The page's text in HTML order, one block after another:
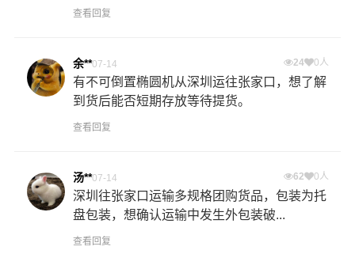
查看回复
余**07-14 24 0人
有不可倒置椭圆机从深圳运往张家口，想了解
到货后能否短期存放等待提货。
查看回复
汤**07-14 62 0人
深圳往张家口运输多规格团购货品，包装为托
盘包装，想确认运输中发生外包装破...
查看回复